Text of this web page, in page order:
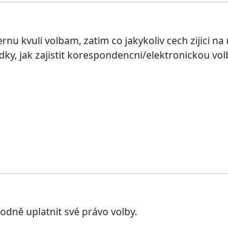
kvuli volbam, zatim co jakykoliv cech zijici
jak zajistit korespondencni/elektronickou
uplatnit své právo volby.